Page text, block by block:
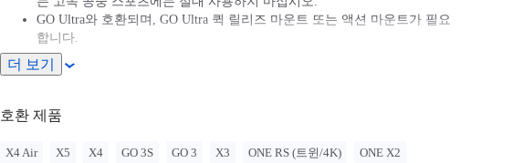
GO Ultra와 호환되며, GO Ultra 퀵 릴리즈 마운트 또는 액션 마운트가 필요
합니다.
더 보기
호환 제품
X4 Air X5 X4 GO 3S GO 3 X3 ONE RS (트윈/4K) ONE X2